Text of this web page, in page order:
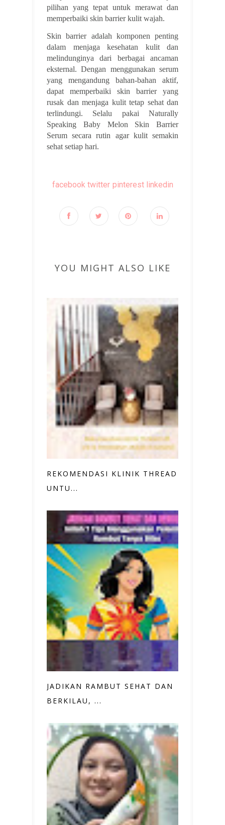
pilihan yang tepat untuk merawat dan
memperbaiki skin barrier kulit wajah.
Skin barrier adalah komponen penting
dalam menjaga kesehatan kulit dan
melindunginya dari berbagai ancaman
eksternal. Dengan menggunakan serum
yang mengandung bahan-bahan aktif,
dapat memperbaiki skin barrier yang
rusak dan menjaga kulit tetap sehat dan
terlindungi. Selalu pakai Naturally
Speaking Baby Melon Skin Barrier
Serum secara rutin agar kulit semakin
sehat setiap hari.
facebook twitter pinterest linkedin
YOU MIGHT ALSO LIKE
REKOMENDASI KLINIK THREAD LIFT
UNTU...
JADIKAN RAMBUT SEHAT DAN
BERKILAU, ...